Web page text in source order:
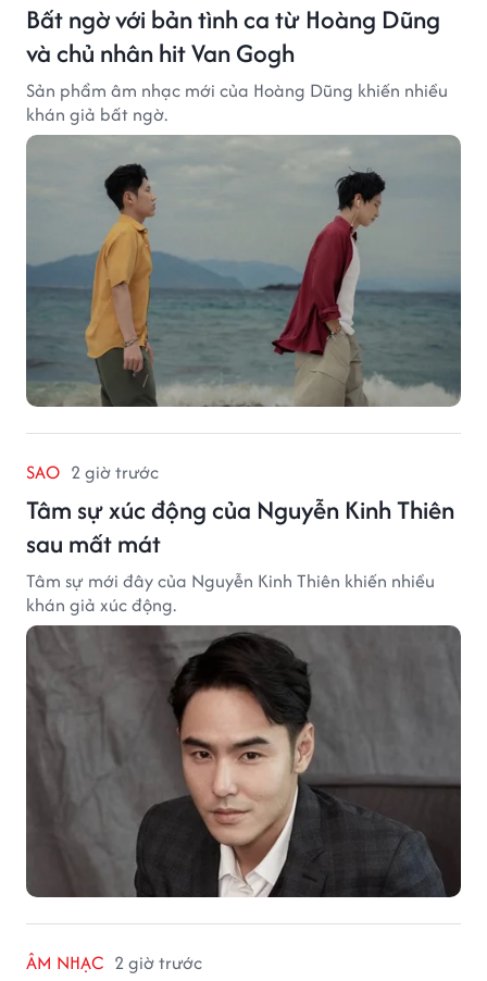
Bất ngờ với bản tình ca từ Hoàng Dũng
và chủ nhân hit Van Gogh
Sản phẩm âm nhạc mới của Hoàng Dũng khiến nhiều
khán giả bất ngờ.
SAO 2 giờ trước
Tâm sự xúc động của Nguyễn Kinh Thiên
sau mất mát
Tâm sự mới đây của Nguyễn Kinh Thiên khiến nhiều
khán giả xúc động.
ÂM NHẠC 2 giờ trước